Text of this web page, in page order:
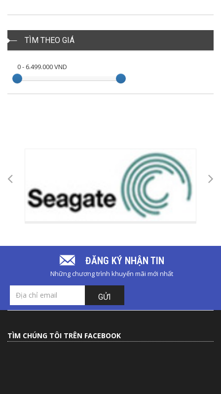
TÌM THEO GIÁ
0- 6.499.000VND
ĐĂNG KÝ NHẬN TIN
Những chương trình khuyến mãi mới nhất
GỬI
TÌM CHÚNG TÔI TRÊN FACEBOOK